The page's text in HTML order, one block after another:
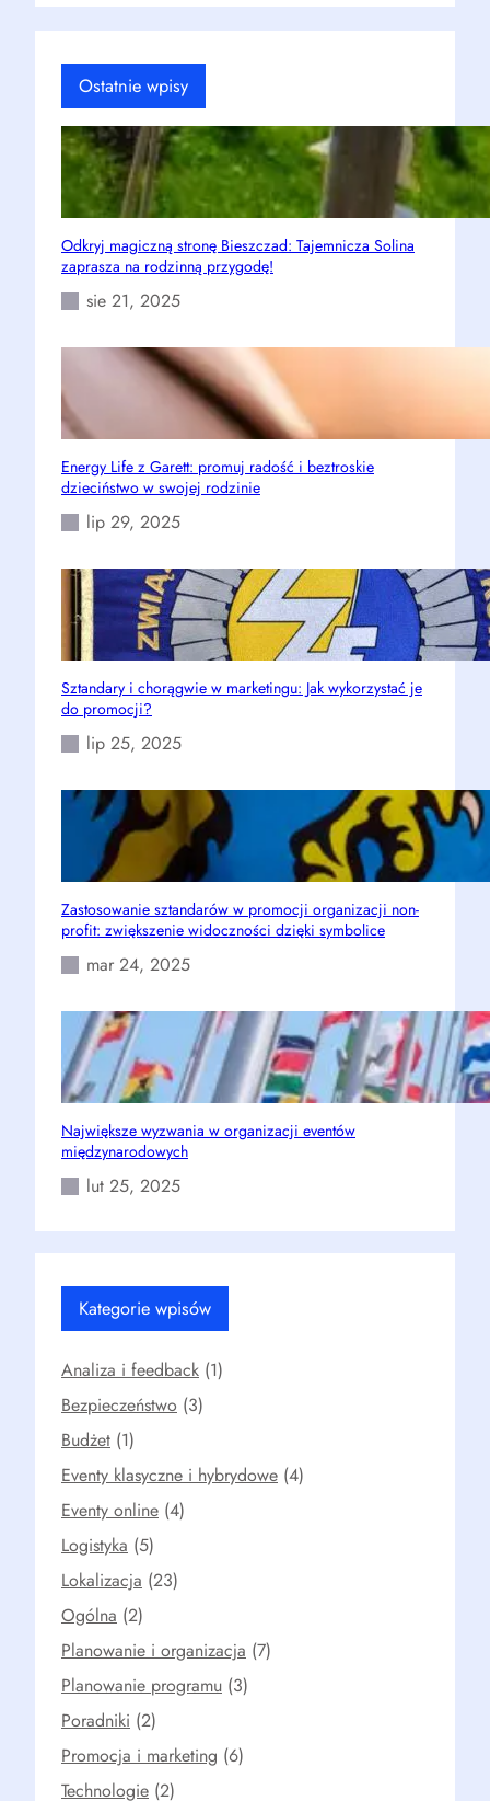
h
Ostatnie wpisy
Odkryj magiczną stronę Bieszczad: Tajemnicza Solina
zaprasza na rodzinną przygodę!
sie 21, 2025
Energy Life z Garett: promuj radość i beztroskie
dzieciństwo w swojej rodzinie
lip 29, 2025
Sztandary i chorągwie w marketingu: Jak wykorzystać je
do promocji?
lip 25, 2025
Zastosowanie sztandarów w promocji organizacji non-
profit: zwiększenie widoczności dzięki symbolice
mar 24, 2025
Największe wyzwania w organizacji eventów
międzynarodowych
lut 25, 2025
Kategorie wpisów
Analiza i feedback (1)
Bezpieczeństwo (3)
Budżet (1)
Eventy klasyczne i hybrydowe (4)
Eventy online (4)
Logistyka (5)
Lokalizacja (23)
Ogólna (2)
Planowanie i organizacja (7)
Planowanie programu (3)
Poradniki (2)
Promocja i marketing (6)
Technologie (2)